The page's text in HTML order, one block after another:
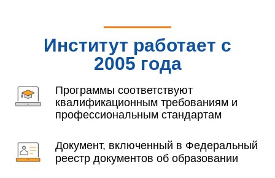
Институт работает с
2005 года
Программы соответствуют
квалификационным требованиям и
профессиональным стандартам
Документ, включенный в Федеральный
реестр документов об образовании